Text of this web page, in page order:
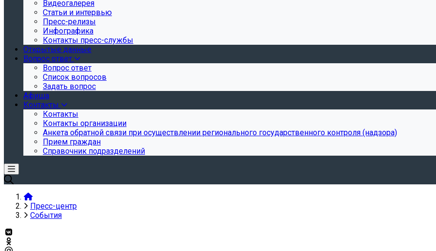
Видеогалерея
Статьи и интервью
Пресс-релизы
Инфографика
Контакты пресс-службы
Открытые данные
Вопрос ответ
Вопрос ответ
Список вопросов
Задать вопрос
Афиша
Контакты
Контакты
Контакты организации
Анкета обратной связи при осуществлении регионального государственного контроля (надзора)
Прием граждан
Справочник подразделений
Пресс-центр
События